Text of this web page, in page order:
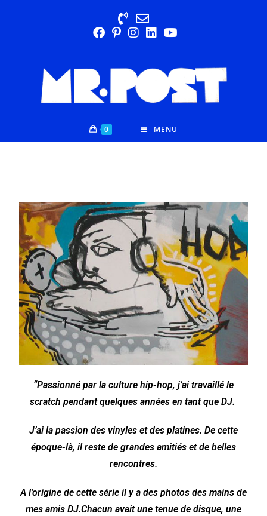
0 MENU
“Passionné par la culture hip-hop, j’ai travaillé le
scratch pendant quelques années en tant que DJ.
J’ai la passion des vinyles et des platines. De cette
époque-là, il reste de grandes amitiés et de belles
rencontres.
A l’origine de cette série il y a des photos des mains de
mes amis DJ.Chacun avait une tenue de disque, une